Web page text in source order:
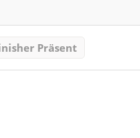
Präsent